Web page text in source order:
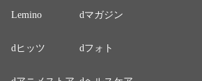
Lemino dマガジン
dヒッツ dフォト